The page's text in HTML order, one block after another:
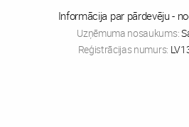
Informācija par pārdevēju -
Uzņēmuma nosaukums:
Reģistrācijas numurs: